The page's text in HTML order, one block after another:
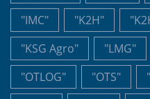
"IMC"
"K2H"
"KSG Agro"
"LMG"
"OTLOG"
"OTS"